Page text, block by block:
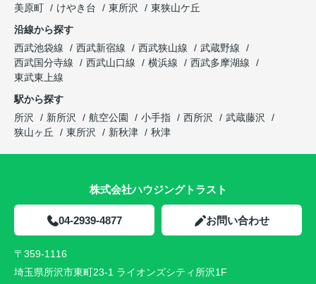
美原町
けやき台 東所沢
東狭山ケ丘
沿線から探す
西武池袋線
西武新宿線 西武狭山線
武蔵野線
西武国分寺線
西武山口線 横浜線
西武多摩湖線
東武東上線
駅から探す
所沢
新所沢 航空公園 小手指 西所沢
武蔵藤沢
狭山ヶ丘
東所沢 新秋津 秋津
株式会社ハウジングトラスト
04-2939-4877 お問い合わせ
〒359-1116
埼玉県所沢市東町23-1 ライオンズシティ所沢1F